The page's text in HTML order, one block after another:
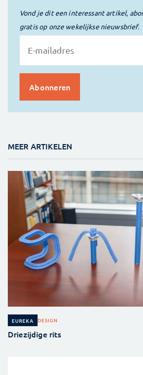
Vond je dit een interessant artikel,
gratis op onze wekelijkse nieuwsbrief.
MEER ARTIKELEN
EUREKA DESIGN
Driezijdige rits